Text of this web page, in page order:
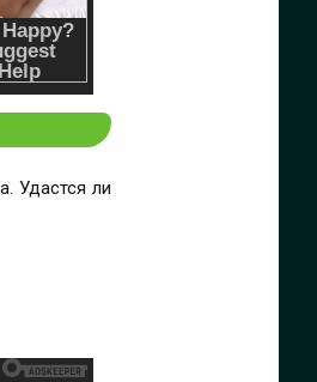
Удастся ли